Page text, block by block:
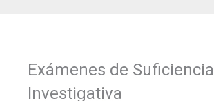
Exámenes de Suficiencia
Investigativa